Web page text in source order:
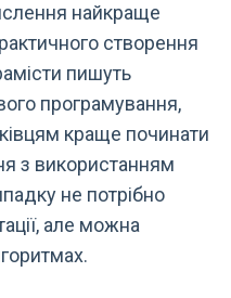
найкраще
створення
пишуть
програмування,
краще починати
з використанням
не потрібно
але можна